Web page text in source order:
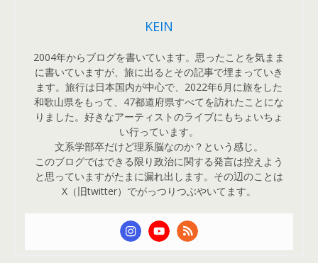
KEIN
2004年からブログを書いています。思ったことを気まま
に書いていますが、旅に出るとその記事で埋まっていき
ます。旅行は日本国内が中心で、2022年6月に旅をした
和歌山県をもって、47都道府県すべてを訪れたことにな
りました。好きなアーティストのライブにもちょいちょ
い行っています。
文系学部卒だけど理系脳なのか？という感じ。
このブログではできる限り政治に関する発言は控えよう
と思っていますがたまに漏れ出します。その辺のことは
X（旧twitter）でがっつりつぶやいてます。